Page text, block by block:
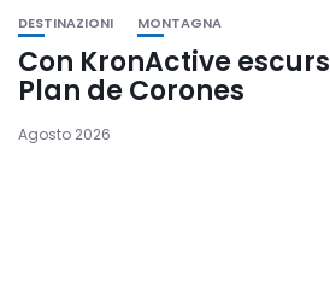
DESTINAZIONI MONTAGNA
Con KronActive
Plan de Corones
Agosto 2026